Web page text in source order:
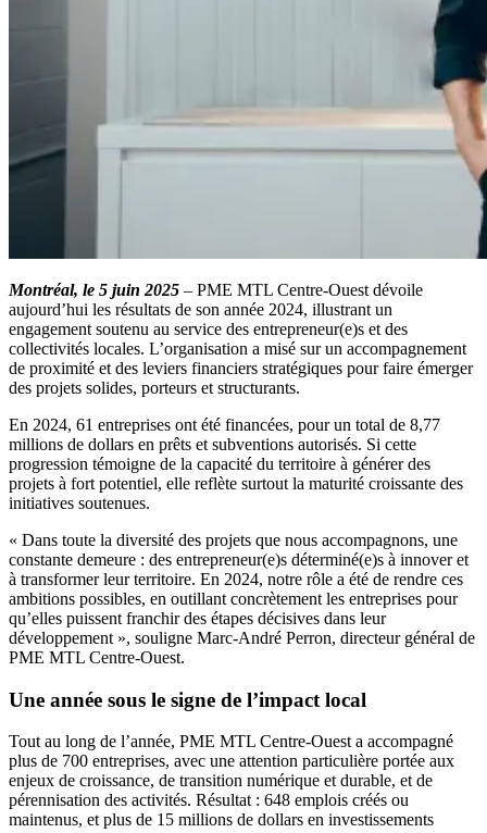
Montréal, le 5 juin 2025 – PME MTL Centre-Ouest dévoile
aujourd’hui les résultats de son année 2024, illustrant un
engagement soutenu au service des entrepreneur(e)s et des
collectivités locales. L’organisation a misé sur un accompagnement
de proximité et des leviers financiers stratégiques pour faire émerger
des projets solides, porteurs et structurants.
En 2024, 61 entreprises ont été financées, pour un total de 8,77
millions de dollars en prêts et subventions autorisés. Si cette
progression témoigne de la capacité du territoire à générer des
projets à fort potentiel, elle reflète surtout la maturité croissante des
initiatives soutenues.
« Dans toute la diversité des projets que nous accompagnons, une
constante demeure : des entrepreneur(e)s déterminé(e)s à innover et
à transformer leur territoire. En 2024, notre rôle a été de rendre ces
ambitions possibles, en outillant concrètement les entreprises pour
qu’elles puissent franchir des étapes décisives dans leur
développement », souligne Marc-André Perron, directeur général de
PME MTL Centre-Ouest.
Une année sous le signe de l’impact local
Tout au long de l’année, PME MTL Centre-Ouest a accompagné
plus de 700 entreprises, avec une attention particulière portée aux
enjeux de croissance, de transition numérique et durable, et de
pérennisation des activités. Résultat : 648 emplois créés ou
maintenus, et plus de 15 millions de dollars en investissements